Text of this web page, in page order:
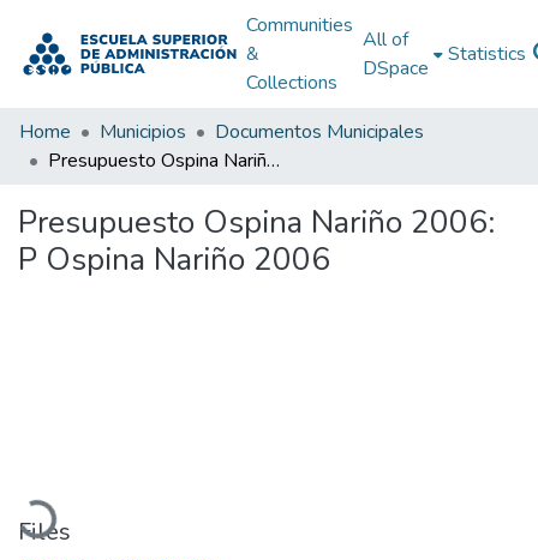
Communities
&
Collections
All of
DSpace
Statistics
Home Municipios
Documentos Municipales
Presupuesto Ospina Nariño 2006: P Ospina Nariño 2006
Presupuesto Ospina Nariño 2006:
P Ospina Nariño 2006
Loading...
Files